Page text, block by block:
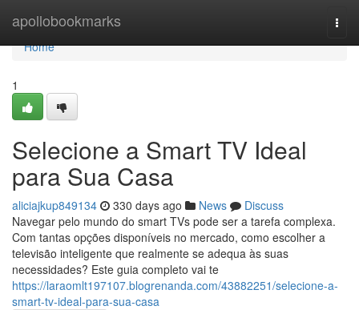
apollobookmarks
Home
Home
1
Selecione a Smart TV Ideal
para Sua Casa
aliciajkup849134 330 days ago News
Discuss
Navegar pelo mundo do smart TVs pode ser a tarefa complexa.
Com tantas opções disponíveis no mercado, como escolher a
televisão inteligente que realmente se adequa às suas
necessidades? Este guia completo vai te
https://laraomlt197107.blogrenanda.com/43882251/selecione-a-
smart-tv-ideal-para-sua-casa